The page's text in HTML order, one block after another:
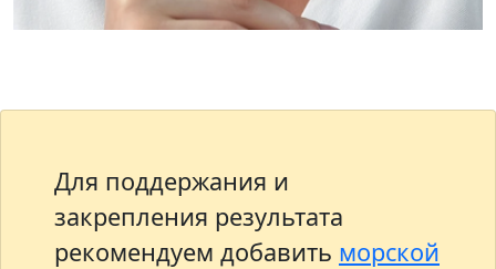
Для поддержания и
закрепления результата
рекомендуем добавить морской